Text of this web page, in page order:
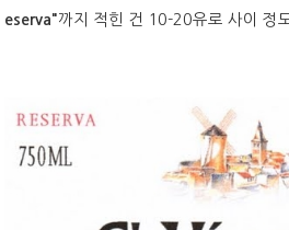
eserva"까지 적힌 건 10-20유로 사이 정